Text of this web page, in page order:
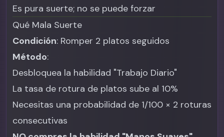
Es pura suerte; no se puede forzar
Qué Mala Suerte
Condición: Romper 2 platos seguidos
Método:
Desbloquea la habilidad "Trabajo Diario"
La tasa de rotura de platos sube al 10%
Necesitas una probabilidad de 1/100 × 2 roturas
consecutivas